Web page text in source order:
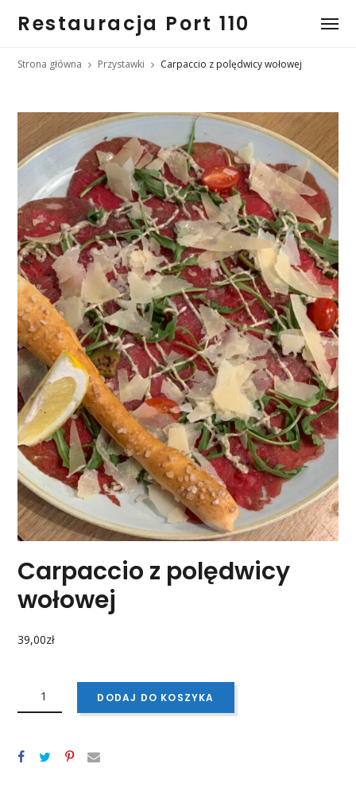
Restauracja Port 110
Strona główna Przystawki Carpaccio z polędwicy wołowej
Carpaccio z polędwicy
wołowej
39,00zł
CARPACCIO
WOŁOWEJ
DODAJ DO KOSZYKA